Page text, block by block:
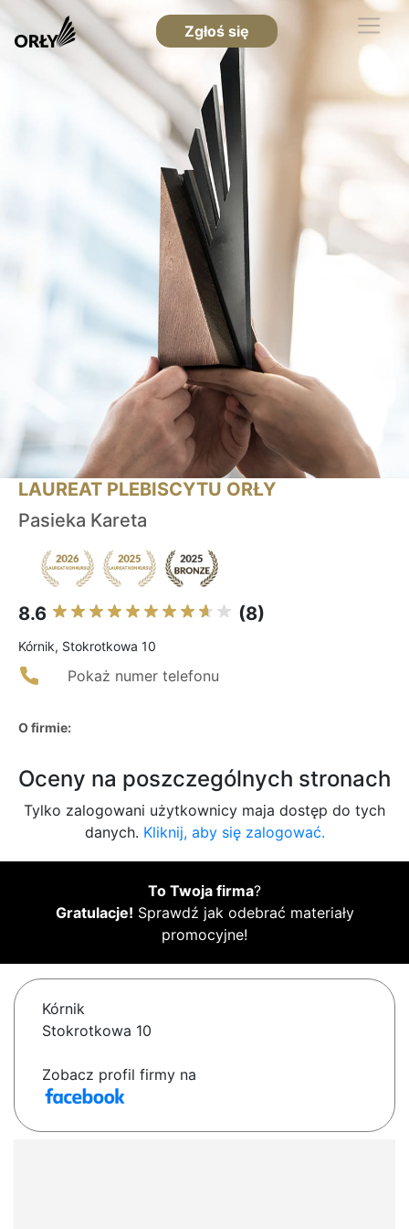
Zgłoś się
LAUREAT PLEBISCYTU ORŁY
Pasieka Kareta
8.6 (8)
Kórnik, Stokrotkowa 10
Pokaż numer telefonu
O firmie:
Oceny na poszczególnych stronach
Tylko zalogowani użytkownicy maja dostęp do tych
danych. Kliknij, aby się zalogować.
To Twoja firma?
Gratulacje! Sprawdź jak odebrać materiały
promocyjne!
Kórnik
Stokrotkowa 10
Zobacz profil firmy na